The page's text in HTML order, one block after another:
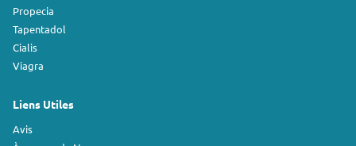
Propecia
Tapentadol
Cialis
Viagra
Liens Utiles
Avis